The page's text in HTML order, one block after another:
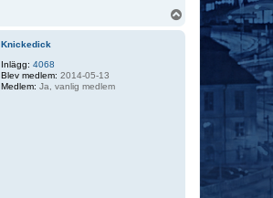
Knickedick
Inlägg: 4068
Blev medlem: 2014-05-13
Medlem: Ja, vanlig medlem